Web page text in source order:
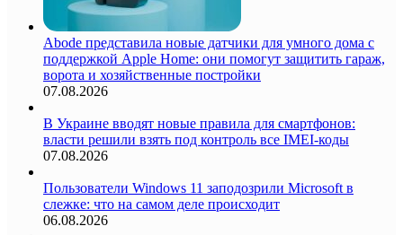
Abode представила новые датчики для умного дома с
поддержкой Apple Home: они помогут защитить гараж,
ворота и хозяйственные постройки
07.08.2026
В Украине вводят новые правила для смартфонов:
власти решили взять под контроль все IMEI-коды
07.08.2026
Пользователи Windows 11 заподозрили Microsoft в
слежке: что на самом деле происходит
06.08.2026